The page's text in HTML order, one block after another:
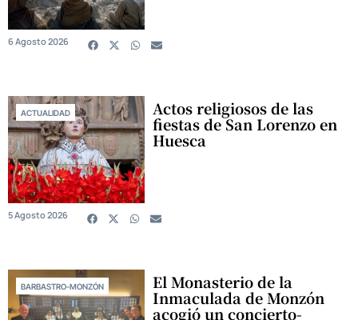
6 Agosto 2026
ACTUALIDAD Actos religiosos de las
fiestas de San Lorenzo en
Huesca
5 Agosto 2026
BARBASTRO-MONZÓN El Monasterio de la
Inmaculada de Monzón
acogió un concierto-